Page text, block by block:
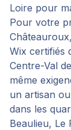
Loire pour
Pour votre
Châteauroux
Wix certifiés
Centre-Val
même
un artisan
dans les
Beaulieu, Le